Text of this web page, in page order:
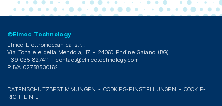
©Elmec Technology
Elmec Elettromeccanica s.r.l.
Via Tonale e della Mendola, 17 - 24060 Endine Gaiano (BG)
+39 035 827411 -contact@elmectechnology.com
P.IVA 02758530162
DATENSCHUTZBESTIMMUNGEN-COOKIES-EINSTELLUNGEN - COOKIE-
RICHTLINIE